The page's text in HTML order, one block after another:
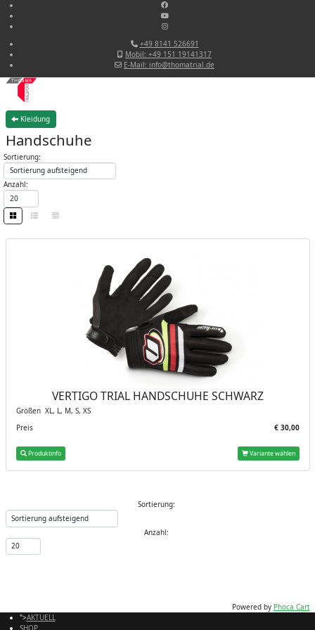
+49 8141 526691
Mobil: +49 151 19141317
E-Mail: info@thomatrial.de
Kleidung
Handschuhe
Sortierung:
Anzahl:
VERTIGO TRIAL HANDSCHUHE SCHWARZ
Größen XL, L, M, S, XS
Preis
€ 30,00
Produktinfo Variante wählen
Sortierung:
Anzahl:
Powered by Phoca Cart
">AKTUELL
SHOP